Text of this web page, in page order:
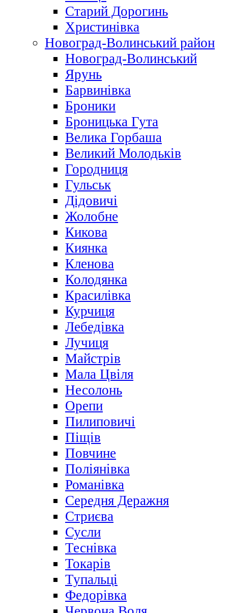
Старий Дорогинь
Христинівка
Новоград-Волинський район
Новоград-Волинський
Ярунь
Барвинівка
Броники
Броницька Гута
Велика Горбаша
Великий Молодьків
Городниця
Гульськ
Дідовичі
Жолобне
Кикова
Киянка
Кленова
Колодянка
Красилівка
Курчиця
Лебедівка
Лучиця
Майстрів
Мала Цвіля
Несолонь
Орепи
Пилиповичі
Піщів
Повчине
Поліянівка
Романівка
Середня Деражня
Стриєва
Сусли
Теснівка
Токарів
Тупальці
Федорівка